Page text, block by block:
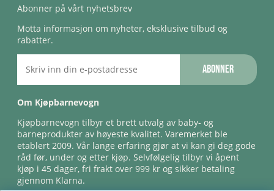
Abonner på vårt nyhetsbrev
Motta informasjon om nyheter, eksklusive tilbud og
rabatter.
Abonner
Om Kjøpbarnevogn
Kjøpbarnevogn tilbyr et brett utvalg av baby- og
barneprodukter av høyeste kvalitet. Varemerket ble
etablert 2009. Vår lange erfaring gjør at vi kan gi deg gode
råd før, under og etter kjøp. Selvfølgelig tilbyr vi åpent
kjøp i 45 dager, fri frakt over 999 kr og sikker betaling
gjennom Klarna.